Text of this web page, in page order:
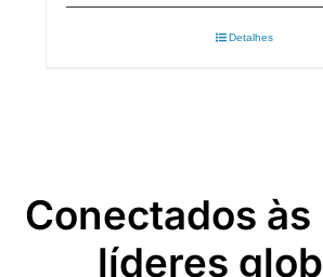
Detalhes
Conectados às
líderes